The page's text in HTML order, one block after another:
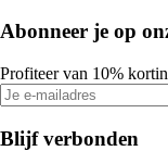
Abonneer je op
Profiteer van 10%
Blijf verbonden